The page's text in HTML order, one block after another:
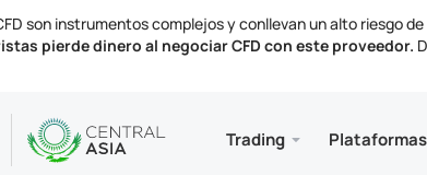
son instrumentos complejos y conllevan un alto riesgo
pierde dinero al negociar CFD con este proveedor.
Trading
Condiciones Plataformas
Escritorio y web
Analítica
Acerca de